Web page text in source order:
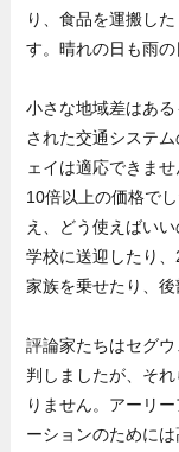
り、食品を運搬し
す。晴れの日も雨の
小さな地域差はあ
された交通システ
ェイは適応できま
10倍以上の価格で
え、どう使えばい
学校に送迎したり
家族を乗せたり、後
評論家たちはセグ
判しましたが、そ
りません。アーリ
ーションのために